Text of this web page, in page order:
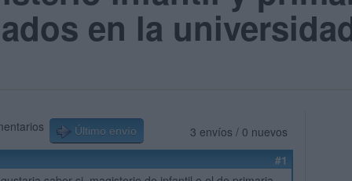
en la
3 envíos / 0 nuevos
Último envío
#1